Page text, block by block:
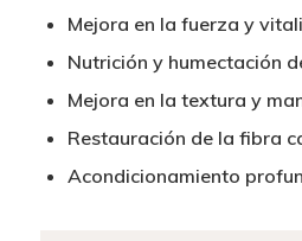
Mejora en la fuerza y
Nutrición y humectación
Mejora en la textura y
Restauración de la fibra
Acondicionamiento